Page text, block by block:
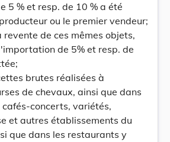
5 % et resp. de 10 % a été
ou le premier vendeur;
revente de ces mêmes objets,
de 5% et resp. de
brutes réalisées à
de chevaux, ainsi que dans
concerts, variétés,
et autres établissements du
que dans les restaurants y